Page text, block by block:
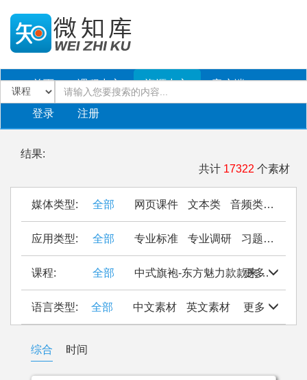
首页 课程中心 资源中心 客户端
登录 注册
结果:
共计 17322 个素材
媒体类型: 全部 网页课件 文本类 音频类
应用类型: 全部 专业标准 专业调研 习题作业
更多
课程: 全部 中式旗袍-东方魅力款款来 Seal
更多
语言类型: 全部 中文素材 英文素材
综合 时间